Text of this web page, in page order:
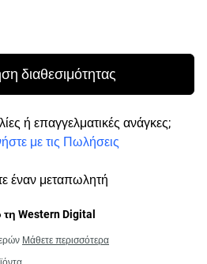
€
διαθεσιμότητας
ή επαγγελματικές ανάγκες;
με τις Πωλήσεις
έναν μεταπωλητή
Western Digital
Μάθετε περισσότερα